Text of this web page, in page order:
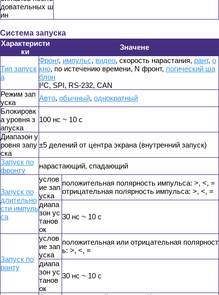
довательных ш
ин
Система запуска
Характеристи
ки
Значене
Тип запуск
а
Фронт, импульс, видео, скорость нарастания, рант, о
кно, по истечению времени, N фронт, логический ша
блон
I²C, SPI, RS-232, CAN
Режим зап
уска
Авто, обычный, однократный
Блокировк
а уровня з
апуска
100 нс ~ 10 с
Диапазон у
ровня запу
ска
±5 делений от центра экрана (внутренний запуск)
Запуск по
фронту
нарастающий, спадающий
Запуск по
длительно
сти импуль
са
услов
ие зап
уска
положительная полярность импульса: >, <, =
отрицательная полярность импульса: >, <, =
диапа
зон ус
танов
ок
30 нс ~ 10 с
Запуск по
ранту
услов
ие зап
уска
положительная или отрицательная полярност
ь: >, <, =
диапа
зон ус
танов
ок
30 нс ~ 10 с